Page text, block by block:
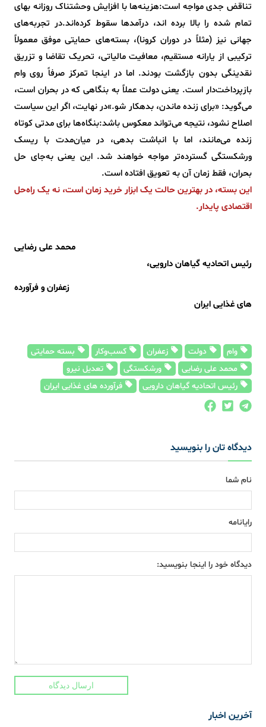
تناقض جدی مواجه است:هزینه‌ها با افزایش وحشتناک روزانه بهای
تمام شده را بالا برده اند، درآمدها سقوط کرده‌اند.در تجربه‌های
جهانی نیز (مثلاً در دوران کرونا)، بسته‌های حمایتی موفق معمولاً
ترکیبی از یارانه مستقیم، معافیت مالیاتی، تحریک تقاضا و تزریق
نقدینگی بدون بازگشت بودند. اما در اینجا تمرکز صرفاً روی وام
بازپرداخت‌دار است. یعنی دولت عملاً به بنگاهی که در بحران است،
می‌گوید: «برای زنده ماندن، بدهکار شو.»در نهایت، اگر این سیاست
اصلاح نشود، نتیجه می‌تواند معکوس باشد:بنگاه‌ها برای مدتی کوتاه
زنده می‌مانند، اما با انباشت بدهی، در میان‌مدت با ریسک
ورشکستگی گسترده‌تر مواجه خواهند شد. این یعنی به‌جای حل
بحران، فقط زمان آن به تعویق افتاده است.
این بسته، در بهترین حالت یک ابزار خرید زمان است، نه یک راه‌حل
اقتصادی پایدار.
محمد علی رضایی
رئیس اتحادیه گیاهان دارویی،
زعفران و فرآورده
های غذایی ایران
وام دولت زعفران کسب‌وکار
بسته حمایتی
محمد علی رضایی
ورشکستگی
تعدیل نیرو
رئیس اتحادیه گیاهان دارویی
فرآورده های غذایی ایران
دیدگاه تان را بنویسید
نام شما
رایانامه
دیدگاه خود را اینجا بنویسید:
ارسال دیدگاه
آخرین اخبار